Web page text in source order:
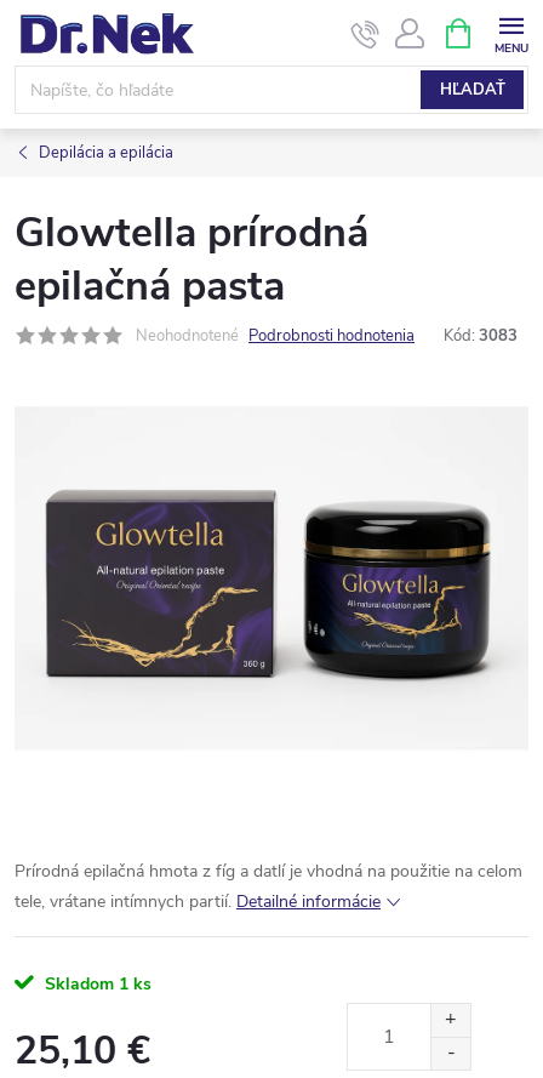
Prejsť
obsah
HĽADAŤ
KOŠÍK
Depilácia a epilácia
Glowtella prírodná
epilačná pasta
Neohodnotené Podrobnosti hodnotenia Kód: 3083
Prírodná epilačná hmota z fíg a datlí je vhodná na použitie na celom
tele, vrátane intímnych partií. Detailné informácie
Skladom 1 ks
25,10 €